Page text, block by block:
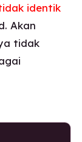
identik
Akan
tidak